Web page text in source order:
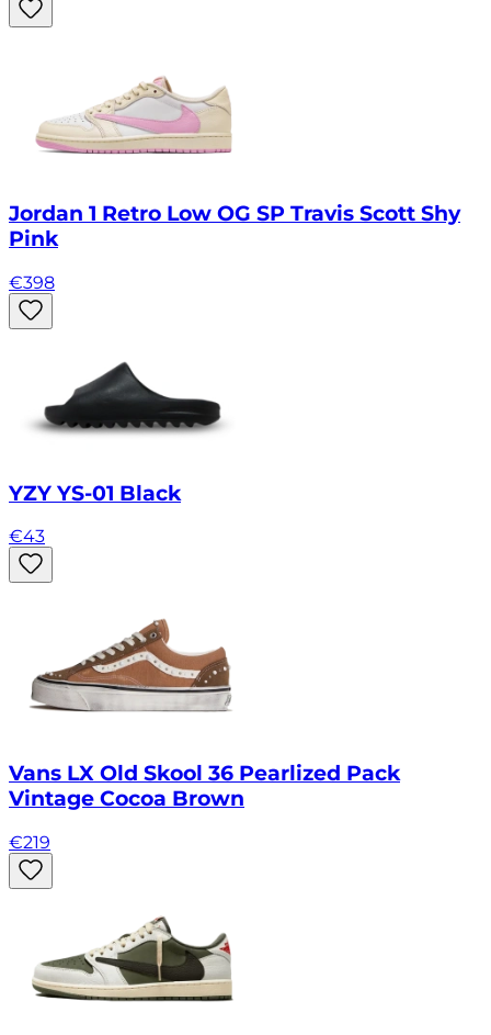
Jordan 1 Retro Low OG SP Travis Scott Shy
Pink
€398
YZY YS-01 Black
€43
Vans LX Old Skool 36 Pearlized Pack
Vintage Cocoa Brown
€219